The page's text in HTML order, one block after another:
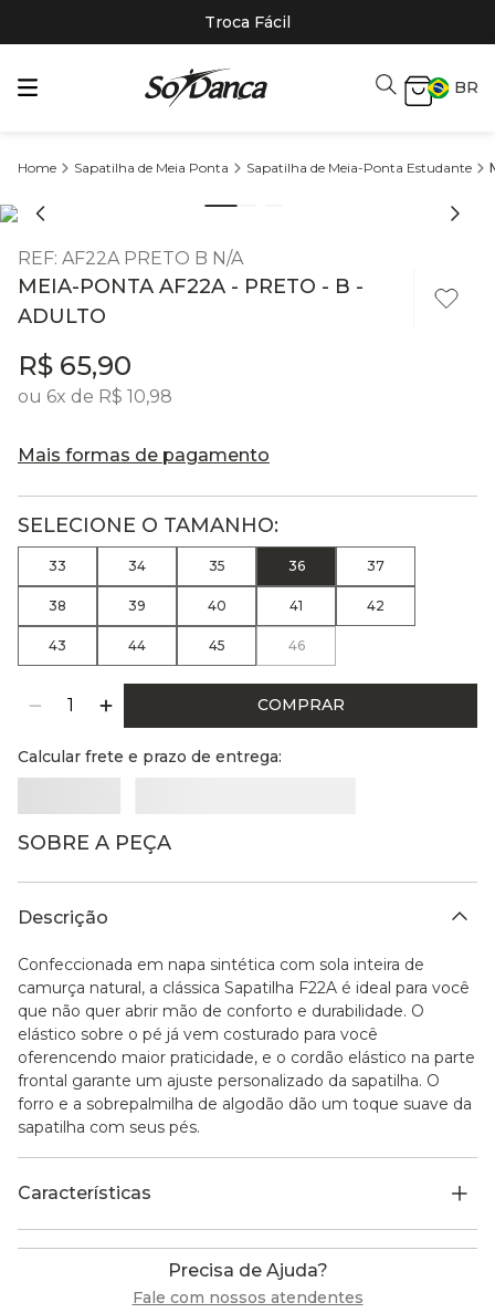
Troca Fácil
BR
Sapatilha de Meia Ponta Sapatilha de Meia-Ponta Estudante
REF: AF22A PRETO B N/A
MEIA-PONTA AF22A - PRETO - B -
ADULTO
R$ 65,90
ou 6x de R$ 10,98
Mais formas de pagamento
33 34 35 36 37
38 39 40 41 42
43 44 45 46
COMPRAR
Calcular frete e prazo de entrega:
SOBRE A PEÇA
Descrição
Confeccionada em napa sintética com sola inteira de
camurça natural, a clássica Sapatilha F22A é ideal para você
que não quer abrir mão de conforto e durabilidade. O
elástico sobre o pé já vem costurado para você
oferencendo maior praticidade, e o cordão elástico na parte
frontal garante um ajuste personalizado da sapatilha. O
forro e a sobrepalmilha de algodão dão um toque suave da
sapatilha com seus pés.
Características
Precisa de Ajuda?
Fale com nossos atendentes